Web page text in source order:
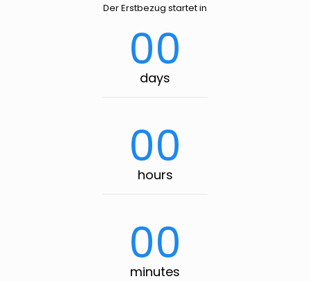
Der Erstbezug startet in
00
days
00
hours
00
minutes